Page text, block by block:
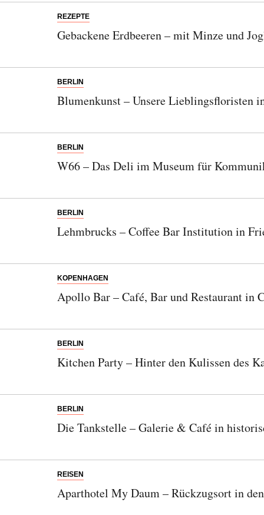
REZEPTE
Gebackene Erdbeeren – mit Minze und
BERLIN
Blumenkunst – Unsere Lieblingsfloristen
BERLIN
W66 – Das Deli im Museum für
BERLIN
Lehmbrucks – Coffee Bar Institution in
KOPENHAGEN
Apollo Bar – Café, Bar und Restaurant in
BERLIN
Kitchen Party – Hinter den Kulissen des
BERLIN
Die Tankstelle – Galerie & Café in
REISEN
Aparthotel My Daum – Rückzugsort in
Abonnieren Sie unseren Newsletter
Entdecken Sie jede Woche neue schöne
Orte, handverlesene Geheimtipps und
Einwilligung den Newsletter mit Informationen zu
neuen Beiträgen. Die
zur Kenntnis genommen und akzeptiere diese.